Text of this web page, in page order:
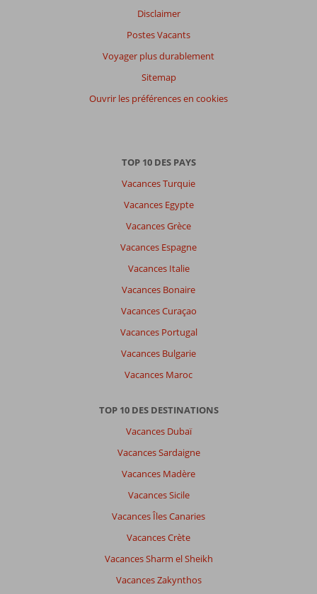
Disclaimer
Postes Vacants
Voyager plus durablement
Sitemap
Ouvrir les préférences en cookies
TOP 10 DES PAYS
Vacances Turquie
Vacances Egypte
Vacances Grèce
Vacances Espagne
Vacances Italie
Vacances Bonaire
Vacances Curaçao
Vacances Portugal
Vacances Bulgarie
Vacances Maroc
TOP 10 DES DESTINATIONS
Vacances Dubaï
Vacances Sardaigne
Vacances Madère
Vacances Sicile
Vacances Îles Canaries
Vacances Crète
Vacances Sharm el Sheikh
Vacances Zakynthos